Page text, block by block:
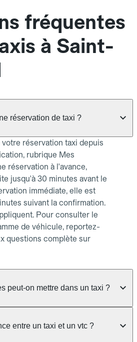
fréquentes
à Saint-
réservation de taxi ?
réservation taxi depuis
rubrique Mes
réservation à l'avance,
jusqu'à 30 minutes avant le
immédiate, elle est
suivant la confirmation.
Pour consulter le
de véhicule, reportez-
questions complète sur
peut-on mettre dans un taxi ?
général jusqu'à 3 bagages
entre un taxi et un vtc ?